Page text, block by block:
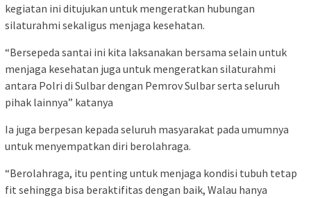
kegiatan ini ditujukan untuk mengeratkan hubungan
silaturahmi sekaligus menjaga kesehatan.
“Bersepeda santai ini kita laksanakan bersama selain untuk
menjaga kesehatan juga untuk mengeratkan silaturahmi
antara Polri di Sulbar dengan Pemrov Sulbar serta seluruh
pihak lainnya” katanya
Ia juga berpesan kepada seluruh masyarakat pada umumnya
untuk menyempatkan diri berolahraga.
“Berolahraga, itu penting untuk menjaga kondisi tubuh tetap
fit sehingga bisa beraktifitas dengan baik, Walau hanya